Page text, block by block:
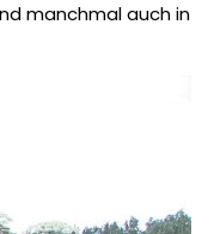
manchmal auch in